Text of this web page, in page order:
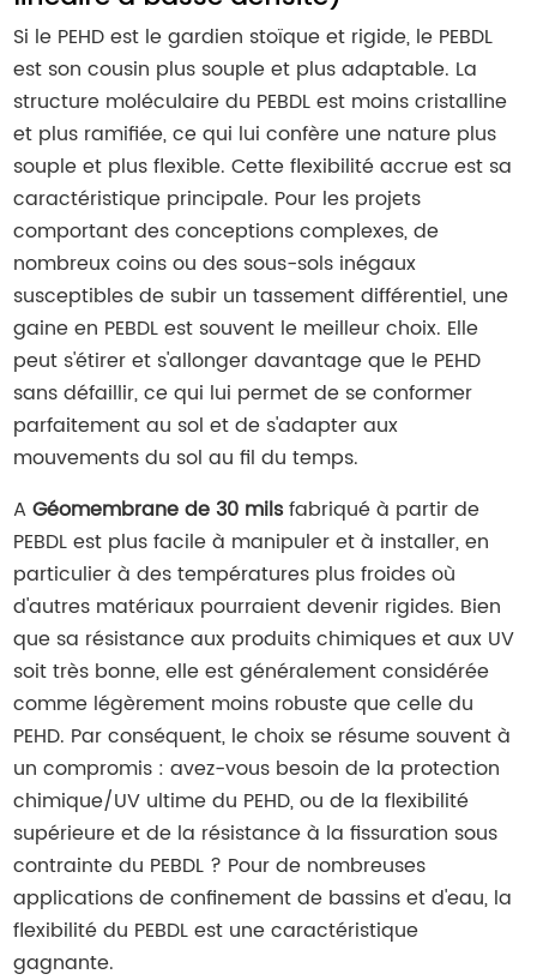
Si le PEHD est le gardien stoïque et rigide, le PEBDL
est son cousin plus souple et plus adaptable. La
structure moléculaire du PEBDL est moins cristalline
et plus ramifiée, ce qui lui confère une nature plus
souple et plus flexible. Cette flexibilité accrue est sa
caractéristique principale. Pour les projets
comportant des conceptions complexes, de
nombreux coins ou des sous-sols inégaux
susceptibles de subir un tassement différentiel, une
gaine en PEBDL est souvent le meilleur choix. Elle
peut s'étirer et s'allonger davantage que le PEHD
sans défaillir, ce qui lui permet de se conformer
parfaitement au sol et de s'adapter aux
mouvements du sol au fil du temps.
AGéomembrane de 30 milsfabriqué à partir de
PEBDL est plus facile à manipuler et à installer, en
particulier à des températures plus froides où
d'autres matériaux pourraient devenir rigides. Bien
que sa résistance aux produits chimiques et aux UV
soit très bonne, elle est généralement considérée
comme légèrement moins robuste que celle du
PEHD. Par conséquent, le choix se résume souvent à
un compromis : avez-vous besoin de la protection
chimique/UV ultime du PEHD, ou de la flexibilité
supérieure et de la résistance à la fissuration sous
contrainte du PEBDL ? Pour de nombreuses
applications de confinement de bassins et d'eau, la
flexibilité du PEBDL est une caractéristique
gagnante.